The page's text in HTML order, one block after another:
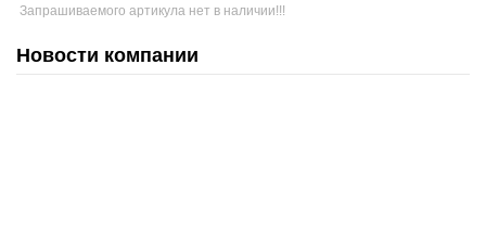
Запрашиваемого артикула нет в наличии!!!
Новости компании